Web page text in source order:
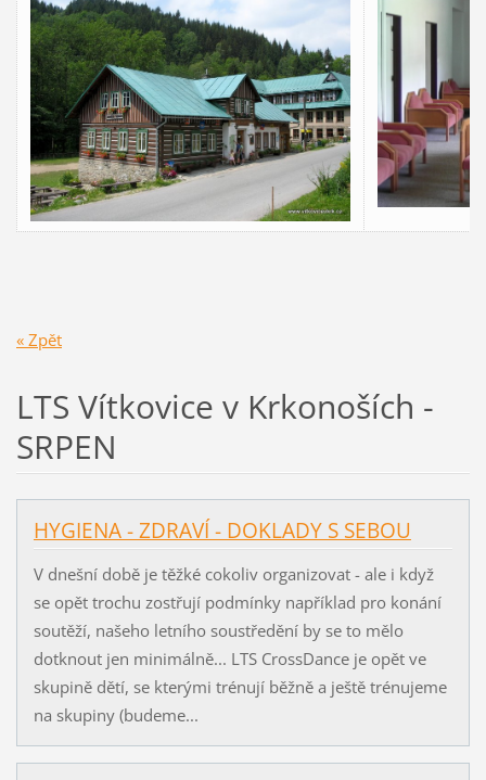
« Zpět
LTS Vítkovice v Krkonoších -
SRPEN
HYGIENA - ZDRAVÍ - DOKLADY S SEBOU
V dnešní době je těžké cokoliv organizovat - ale i když
se opět trochu zostřují podmínky například pro konání
soutěží, našeho letního soustředění by se to mělo
dotknout jen minimálně... LTS CrossDance je opět ve
skupině dětí, se kterými trénují běžně a ještě trénujeme
na skupiny (budeme...